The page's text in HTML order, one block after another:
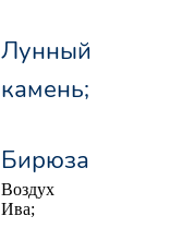
Лунный
камень;
Бирюза
Воздух
Ива;